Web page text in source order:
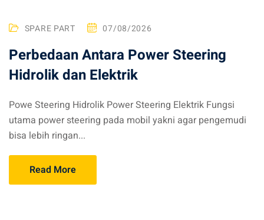
B
l
o
g
SPARE PART 07/08/2026
Perbedaan Antara Power Steering
Hidrolik dan Elektrik
Powe Steering Hidrolik Power Steering Elektrik Fungsi
utama power steering pada mobil yakni agar pengemudi
bisa lebih ringan...
Read More